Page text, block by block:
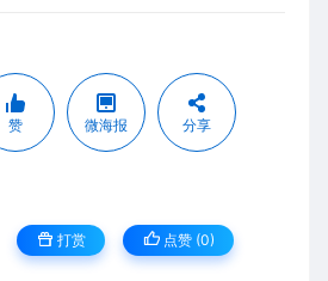
赞 微海报 分享
打赏 点赞 (0)